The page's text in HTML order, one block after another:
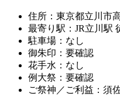
住所：東京都立川市
最寄り駅：JR立川駅
駐車場：なし
御朱印：要確認
花手水：なし
例大祭：要確認
ご祭神／ご利益：須